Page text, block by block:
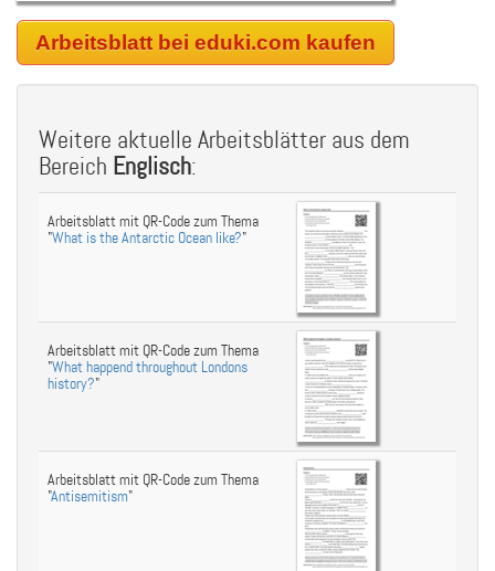
Arbeitsblatt bei eduki.com kaufen
Weitere aktuelle Arbeitsblätter aus dem
Bereich Englisch:
Arbeitsblatt mit QR-Code zum Thema
"What is the Antarctic Ocean like?"
Arbeitsblatt mit QR-Code zum Thema
"What happend throughout Londons
history?"
Arbeitsblatt mit QR-Code zum Thema
"Antisemitism"